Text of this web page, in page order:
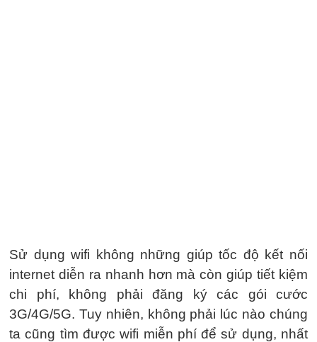
Sử dụng wifi không những giúp tốc độ kết nối
internet diễn ra nhanh hơn mà còn giúp tiết kiệm
chi phí, không phải đăng ký các gói cước
3G/4G/5G. Tuy nhiên, không phải lúc nào chúng
ta cũng tìm được wifi miễn phí để sử dụng, nhất